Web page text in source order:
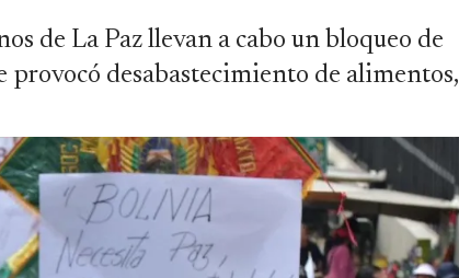
de La Paz llevan a cabo un bloqueo de
provocó desabastecimiento de alimentos,